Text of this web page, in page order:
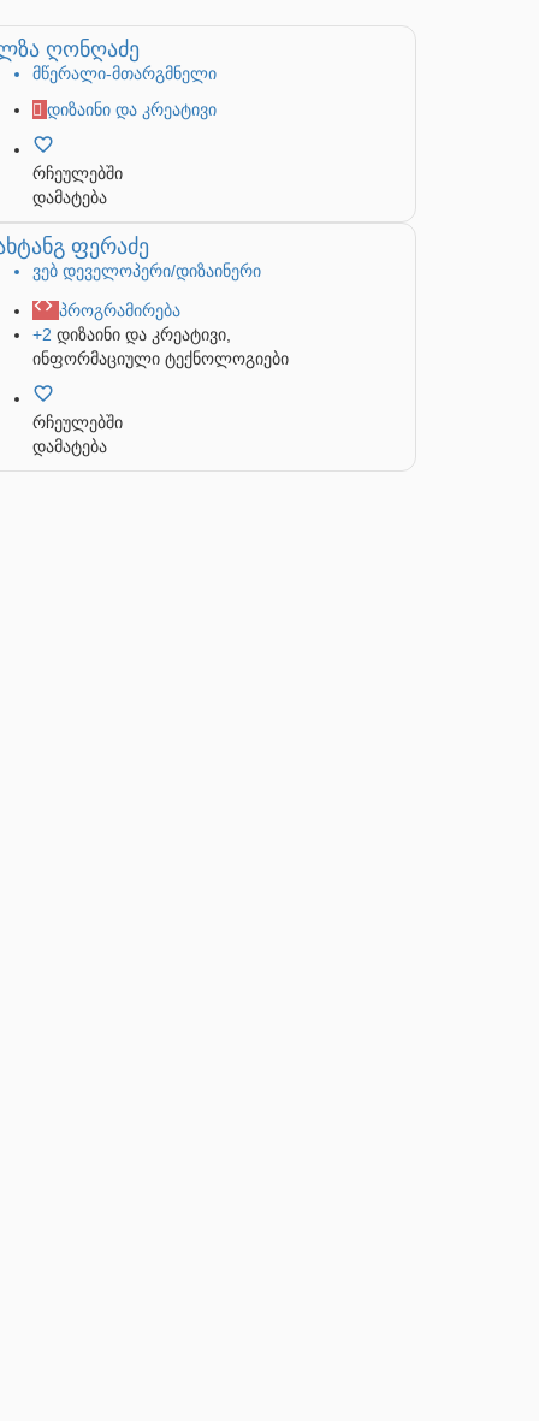
ღონღაძე
მწერალი-მთარგმნელი
დიზაინი და კრეატივი
რჩეულებში
დამატება
ფერაძე
ვებ დეველოპერი/დიზაინერი
პროგრამირება
+2 დიზაინი და კრეატივი,
ინფორმაციული ტექნოლოგიები
რჩეულებში
დამატება